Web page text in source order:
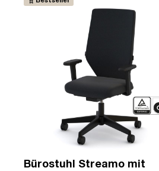
Bürostuhl Streamo mit